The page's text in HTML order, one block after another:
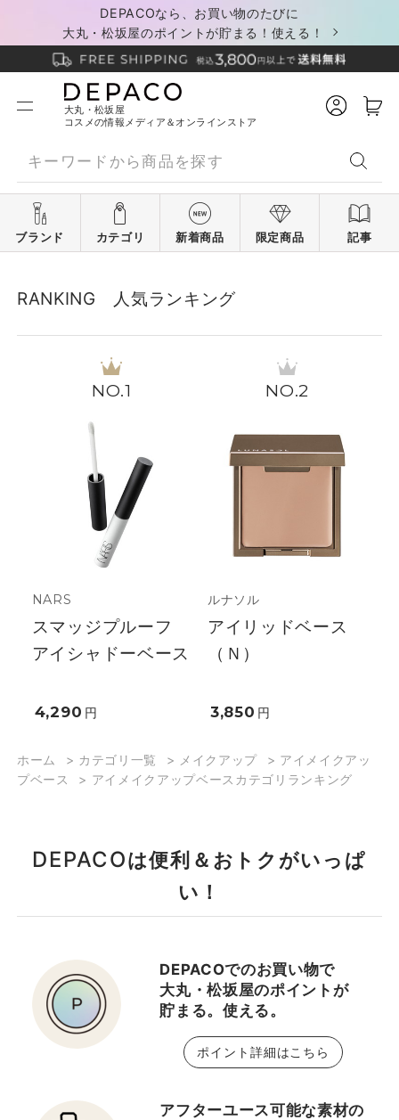
DEPACOなら、お買い物のたびに
大丸・松坂屋のポイントが貯まる！使える！
大丸・松坂屋
コスメの情報メディア＆オンラインストア
ブランド カテゴリ 新着商品 限定商品 記事
RANKING 人気ランキング
1
NARS
スマッジプルーフ
アイシャドーベース
4,290 円
2
ルナソル
アイリッドベース
（Ｎ）
3,850 円
ホーム > カテゴリ一覧 > メイクアップ > アイメイクアッ
プベース
> アイメイクアップベースカテゴリランキング
DEPACOは便利＆おトクがいっぱ
い！
DEPACOでのお買い物で
大丸・松坂屋のポイントが
貯まる。使える。
ポイント詳細はこちら
アフターユース可能な素材の